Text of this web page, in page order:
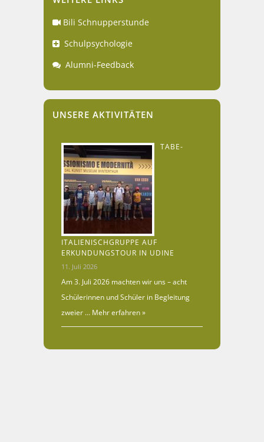
Bili Schnupperstunde
Schulpsychologie
Alumni-Feedback
UNSERE AKTIVITÄTEN
TABE-
ITALIENISCHGRUPPE AUF
ERKUNDUNGSTOUR IN UDINE
11. Juli 2026
Am 3. Juli 2026 machten wir uns – acht
Schülerinnen und Schüler in Begleitung
zweier … Mehr erfahren »